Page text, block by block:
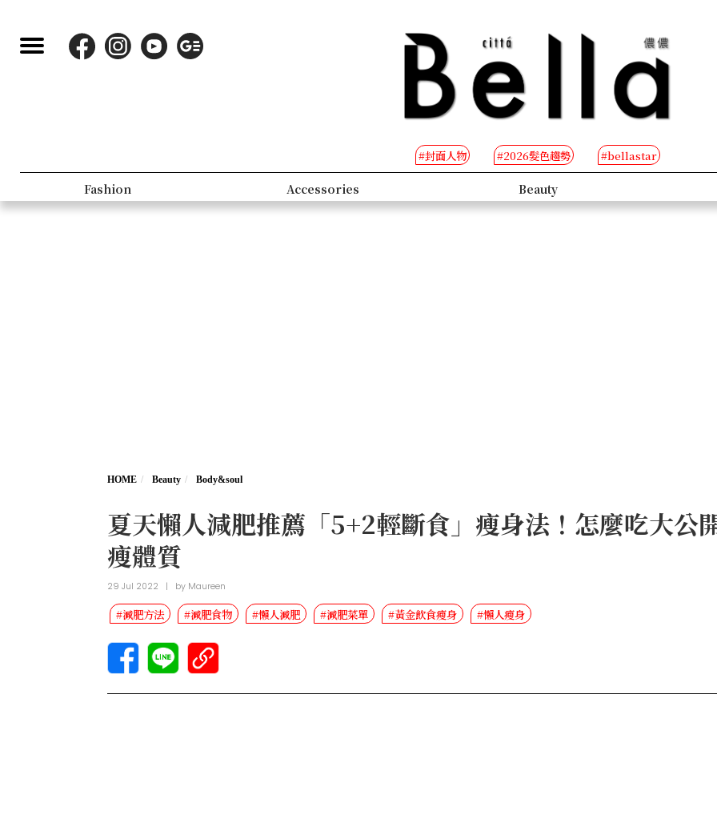
#封面人物 #2026髮色趨勢 #bellastar
Fashion Accessories Beauty
HOME Beauty Body&soul
夏天懶人減肥推薦「5+2輕斷食」瘦身法！怎麼吃大公
瘦體質
29 Jul 2022 | by Maureen
#減肥方法 #減肥食物 #懶人減肥 #減肥菜單 #黃金飲食瘦身 #懶人瘦身